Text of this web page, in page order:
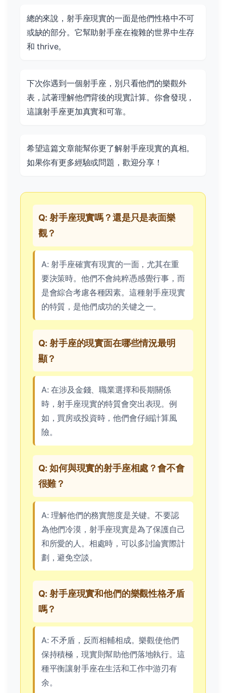
總的來說，射手座現實的一面是他們性格中不可
或缺的部分。它幫助射手座在複雜的世界中生存
和 thrive。
下次你遇到一個射手座，別只看他們的樂觀外
表，試著理解他們背後的現實計算。你會發現，
這讓射手座更加真實和可靠。
希望這篇文章能幫你更了解射手座現實的真相。
如果你有更多經驗或問題，歡迎分享！
Q: 射手座現實嗎？還是只是表面樂
觀？
A: 射手座確實有現實的一面，尤其在重
要決策時。他們不會純粹憑感覺行事，而
是會綜合考慮各種因素。這種射手座現實
的特質，是他們成功的关键之一。
Q: 射手座的現實面在哪些情況最明
顯？
A: 在涉及金錢、職業選擇和長期關係
時，射手座現實的特質會突出表現。例
如，買房或投資時，他們會仔細計算風
險。
Q: 如何與現實的射手座相處？會不會
很難？
A: 理解他們的務實態度是关键。不要認
為他們冷漠，射手座現實是為了保護自己
和所愛的人。相處時，可以多討論實際計
劃，避免空談。
Q: 射手座現實和他們的樂觀性格矛盾
嗎？
A: 不矛盾，反而相輔相成。樂觀使他們
保持積極，現實則幫助他們落地執行。這
種平衡讓射手座在生活和工作中游刃有
余。